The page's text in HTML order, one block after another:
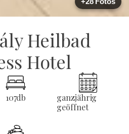
Heilbad
Hotel
107db
ganzjährig
geöffnet